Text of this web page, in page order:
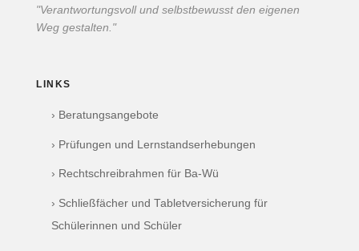
"Verantwortungsvoll und selbstbewusst den eigenen
Weg gestalten."
LINKS
› Beratungsangebote
› Prüfungen und Lernstandserhebungen
› Rechtschreibrahmen für Ba-Wü
› Schließfächer und Tabletversicherung für
Schülerinnen und Schüler